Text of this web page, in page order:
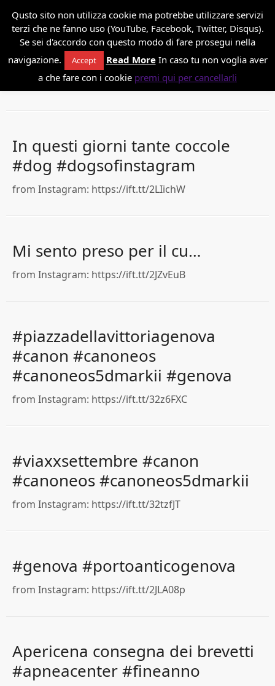
*Danilo Paissan
danilop Posts
In questi giorni tante coccole
#dog #dogsofinstagram
from Instagram: https://ift.tt/2LIichW
Mi sento preso per il cu…
from Instagram: https://ift.tt/2JZvEuB
#piazzadellavittoriagenova
#canon #canoneos
#canoneos5dmarkii #genova
from Instagram: https://ift.tt/32z6FXC
#viaxxsettembre #canon
#canoneos #canoneos5dmarkii
from Instagram: https://ift.tt/32tzfJT
#genova #portoanticogenova
from Instagram: https://ift.tt/2JLA08p
Apericena consegna dei brevetti
#apneacenter #fineanno
Qusto sito non utilizza cookie ma potrebbe utilizzare servizi
terzi che ne fanno uso (YouTube, Facebook, Twitter, Disqus).
Se sei d'accordo con questo modo di fare prosegui nella
navigazione.
Accept Read MoreIn caso tu non voglia aver
a che fare con i cookie premi qui per cancellarli